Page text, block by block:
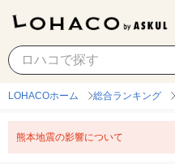
紙おむつ（パンツ）L
LOHACOホーム 総合ランキング
熊本地震の影響について